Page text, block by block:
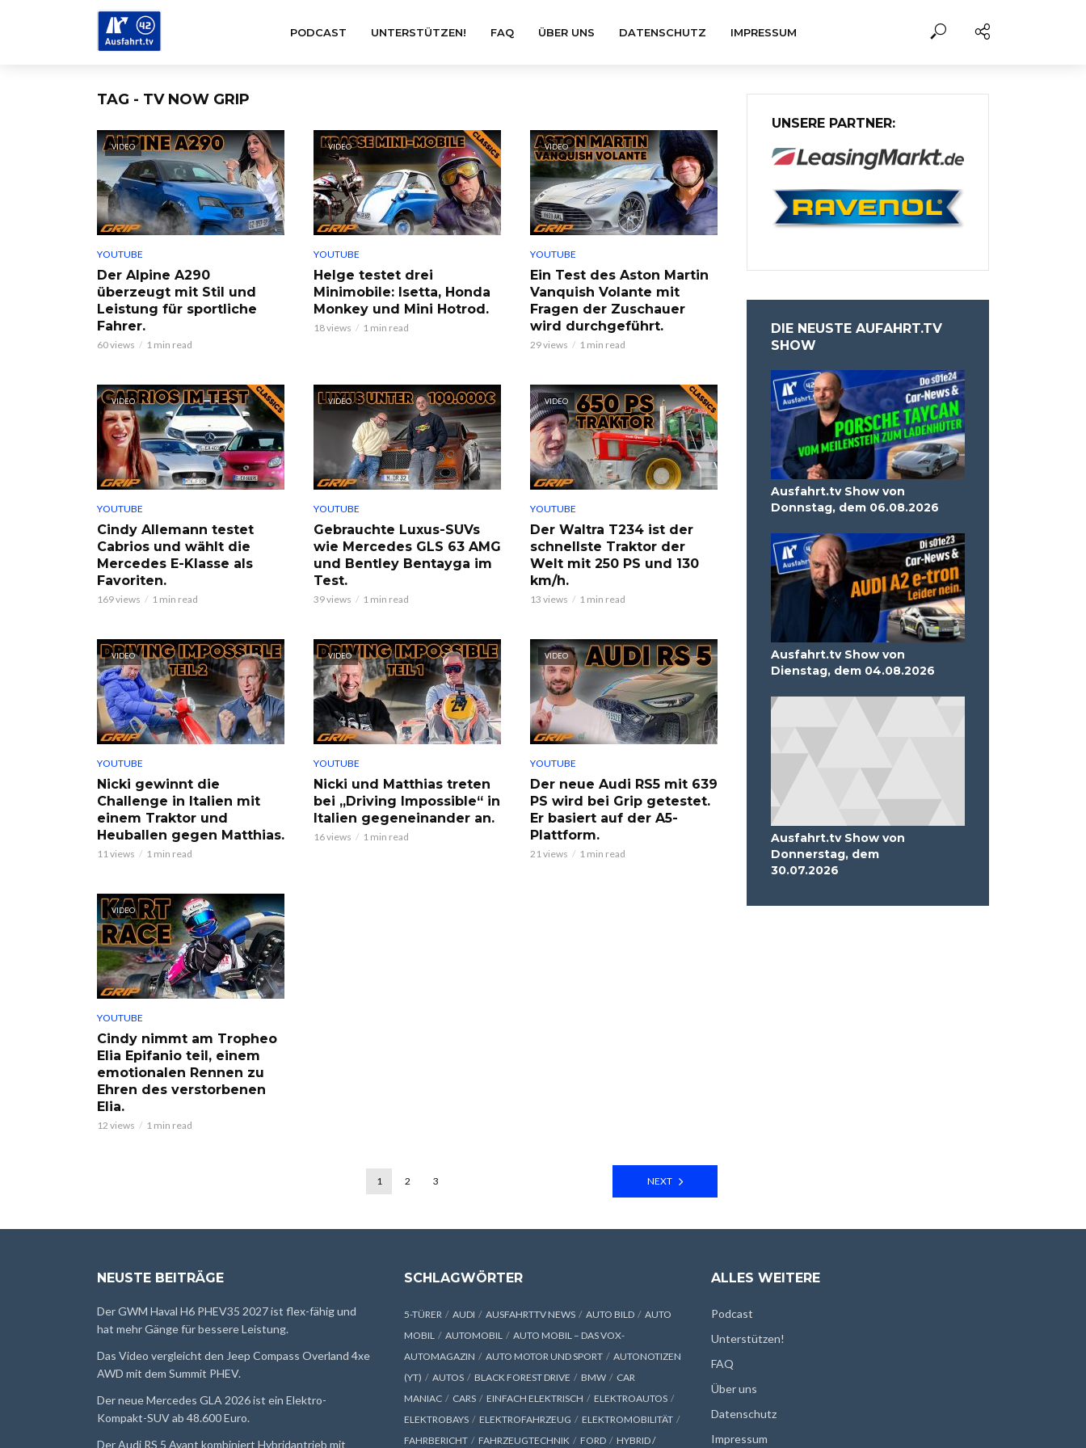
PODCAST UNTERSTÜTZEN! FAQ ÜBER UNS DATENSCHUTZ IMPRESSUM
TAG - TV NOW GRIP
VIDEO
YOUTUBE
Der Alpine A290
überzeugt mit Stil und
Leistung für sportliche
Fahrer.
60 views 1 min read
VIDEO
YOUTUBE
Helge testet drei
Minimobile: Isetta, Honda
Monkey und Mini Hotrod.
18 views 1 min read
VIDEO
YOUTUBE
Ein Test des Aston Martin
Vanquish Volante mit
Fragen der Zuschauer
wird durchgeführt.
29 views 1 min read
VIDEO
YOUTUBE
Cindy Allemann testet
Cabrios und wählt die
Mercedes E-Klasse als
Favoriten.
169 views 1 min read
VIDEO
YOUTUBE
Gebrauchte Luxus-SUVs
wie Mercedes GLS 63 AMG
und Bentley Bentayga im
Test.
39 views 1 min read
VIDEO
YOUTUBE
Der Waltra T234 ist der
schnellste Traktor der
Welt mit 250 PS und 130
km/h.
13 views 1 min read
VIDEO
YOUTUBE
Nicki gewinnt die
Challenge in Italien mit
einem Traktor und
Heuballen gegen Matthias.
11 views 1 min read
VIDEO
YOUTUBE
Nicki und Matthias treten
bei „Driving Impossible“ in
Italien gegeneinander an.
16 views 1 min read
VIDEO
YOUTUBE
Der neue Audi RS5 mit 639
PS wird bei Grip getestet.
Er basiert auf der A5-
Plattform.
21 views 1 min read
VIDEO
YOUTUBE
Cindy nimmt am Tropheo
Elia Epifanio teil, einem
emotionalen Rennen zu
Ehren des verstorbenen
Elia.
12 views 1 min read
1 2 3 NEXT
UNSERE PARTNER:
DIE NEUSTE AUFAHRT.TV
SHOW
Ausfahrt.tv Show von
Donnstag, dem 06.08.2026
Ausfahrt.tv Show von
Dienstag, dem 04.08.2026
Ausfahrt.tv Show von
Donnerstag, dem
30.07.2026
NEUSTE BEITRÄGE
Der GWM Haval H6 PHEV35 2027 ist flex-fähig und
hat mehr Gänge für bessere Leistung.
Das Video vergleicht den Jeep Compass Overland 4xe
AWD mit dem Summit PHEV.
Der neue Mercedes GLA 2026 ist ein Elektro-
Kompakt-SUV ab 48.600 Euro.
Der Audi RS 5 Avant kombiniert Hybridantrieb mit
SCHLAGWÖRTER
5-TÜRER AUDI AUSFAHRTTV NEWS AUTO BILD
AUTO
MOBIL
AUTOMOBIL
AUTO MOBIL – DAS VOX-
AUTOMAGAZIN
AUTO MOTOR UND SPORT
AUTONOTIZEN
(YT)
AUTOS BLACK FOREST DRIVE BMW
CAR
MANIAC
CARS EINFACH ELEKTRISCH
ELEKTROAUTOS
ELEKTROBAYS
ELEKTROFAHRZEUG
ELEKTROMOBILITÄT
FAHRBERICHT
FAHRZEUGTECHNIK FORD HYBRID /
ALLES WEITERE
Podcast
Unterstützen!
FAQ
Über uns
Datenschutz
Impressum